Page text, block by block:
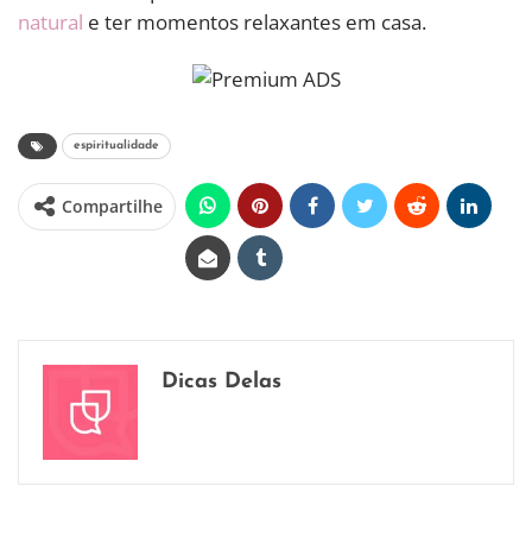
natural e ter momentos relaxantes em casa.
espiritualidade
Compartilhe
Dicas Delas